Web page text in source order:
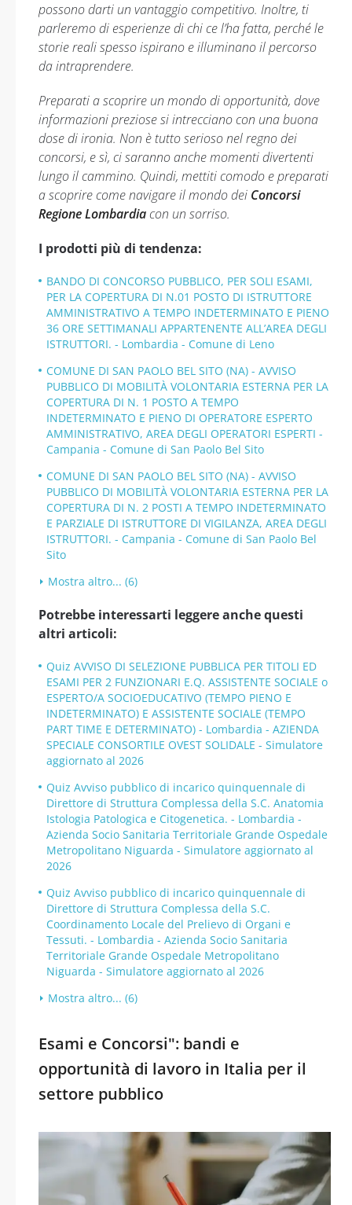
possono darti un vantaggio competitivo. Inoltre, ti
parleremo di esperienze di chi ce l’ha fatta, perché le
storie reali spesso ispirano e illuminano il percorso
da intraprendere.
Preparati a scoprire un mondo di opportunità, dove
informazioni preziose si intrecciano con una buona
dose di ironia. Non è tutto serioso nel regno dei
concorsi, e sì, ci saranno anche momenti divertenti
lungo il cammino. Quindi, mettiti comodo e preparati
a scoprire come navigare il mondo dei Concorsi
Regione Lombardiacon un sorriso.
I prodotti più di tendenza:
BANDO DI CONCORSO PUBBLICO, PER SOLI ESAMI,
PER LA COPERTURA DI N.01 POSTO DI ISTRUTTORE
AMMINISTRATIVO A TEMPO INDETERMINATO E PIENO
36 ORE SETTIMANALI APPARTENENTE ALL’AREA DEGLI
ISTRUTTORI. - Lombardia - Comune di Leno
COMUNE DI SAN PAOLO BEL SITO (NA) - AVVISO
PUBBLICO DI MOBILITÀ VOLONTARIA ESTERNA PER LA
COPERTURA DI N. 1 POSTO A TEMPO
INDETERMINATO E PIENO DI OPERATORE ESPERTO
AMMINISTRATIVO, AREA DEGLI OPERATORI ESPERTI -
Campania - Comune di San Paolo Bel Sito
COMUNE DI SAN PAOLO BEL SITO (NA) - AVVISO
PUBBLICO DI MOBILITÀ VOLONTARIA ESTERNA PER LA
COPERTURA DI N. 2 POSTI A TEMPO INDETERMINATO
E PARZIALE DI ISTRUTTORE DI VIGILANZA, AREA DEGLI
ISTRUTTORI. - Campania - Comune di San Paolo Bel
Sito
Mostra altro... (6)
Potrebbe interessarti leggere anche questi
altri articoli:
Quiz AVVISO DI SELEZIONE PUBBLICA PER TITOLI ED
ESAMI PER 2 FUNZIONARI E.Q. ASSISTENTE SOCIALE o
ESPERTO/A SOCIOEDUCATIVO (TEMPO PIENO E
INDETERMINATO) E ASSISTENTE SOCIALE (TEMPO
PART TIME E DETERMINATO) - Lombardia - AZIENDA
SPECIALE CONSORTILE OVEST SOLIDALE - Simulatore
aggiornato al 2026
Quiz Avviso pubblico di incarico quinquennale di
Direttore di Struttura Complessa della S.C. Anatomia
Istologia Patologica e Citogenetica. - Lombardia -
Azienda Socio Sanitaria Territoriale Grande Ospedale
Metropolitano Niguarda - Simulatore aggiornato al
2026
Quiz Avviso pubblico di incarico quinquennale di
Direttore di Struttura Complessa della S.C.
Coordinamento Locale del Prelievo di Organi e
Tessuti. - Lombardia - Azienda Socio Sanitaria
Territoriale Grande Ospedale Metropolitano
Niguarda - Simulatore aggiornato al 2026
Mostra altro... (6)
Esami e Concorsi": bandi e
opportunità di lavoro in Italia per il
settore pubblico